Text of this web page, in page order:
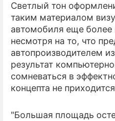
Светлый тон
таким материалом
автомобиля еще
несмотря на то, что
автопроизводителем
результат
сомневаться в
концепта не
"Большая площадь